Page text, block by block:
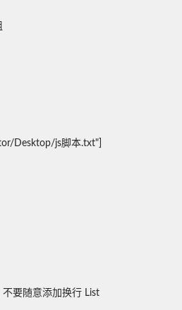
Desktop/js脚本.txt"]
要随意添加换行 List